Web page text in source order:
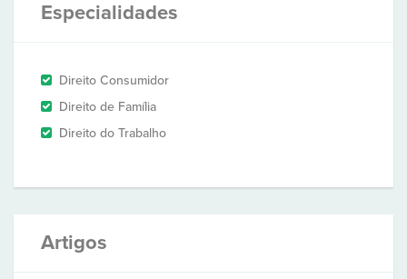
Especialidades
Direito Consumidor
Direito de Família
Direito do Trabalho
Artigos